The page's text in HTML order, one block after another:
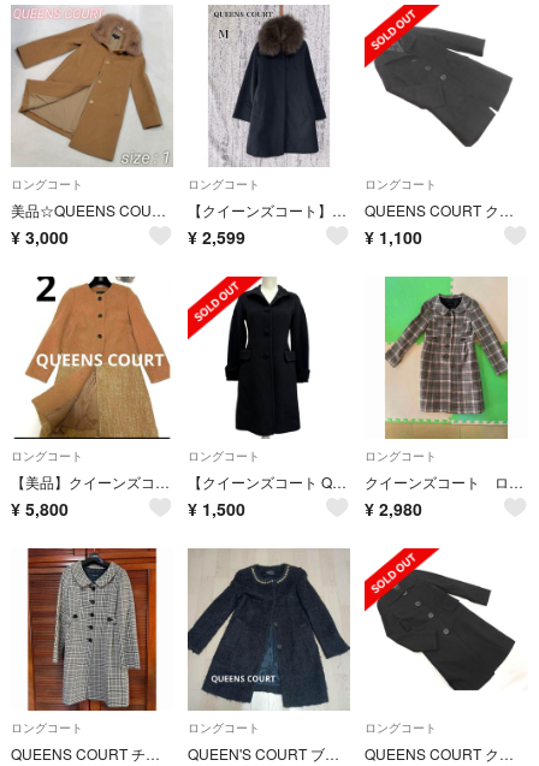
ロングコート
美品☆QUEENS COURT ウールコート 2way カシミヤ混 リアルファー
¥ 3,000
ロングコート
【クイーンズコート】濃紺 リアルファー ミドル丈コート ウール/カシミヤ4491
¥ 2,599
ロングコート
QUEENS COURT クイーンズコート アンゴラ混 ロング コート size2/黒 ◇■ レディース
¥ 1,100
ロングコート
【美品】クイーンズコート ノーカラーコート サイズ2 Mサイズ ベージュ秋冬
¥ 5,800
ロングコート
【クイーンズコート QUEENS COURT】ウール ロングコート 1 ブラック
¥ 1,500
ロングコート
クイーンズコート ロングコート
¥ 2,980
ロングコート
QUEENS COURT チェック柄コート
ロングコート
QUEEN'S COURT ブラックロングコート
ロングコート
QUEENS COURT クイーンズコート ロング コート size1/黒 ◇■ レディース